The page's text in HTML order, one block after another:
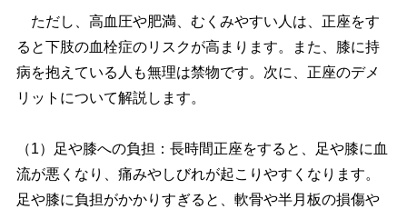
ただし、高血圧や肥満、むくみやすい人は、正座をす
ると下肢の血栓症のリスクが高まります。また、膝に持
病を抱えている人も無理は禁物です。次に、正座のデメ
リットについて解説します。
（1）足や膝への負担：長時間正座をすると、足や膝に血
流が悪くなり、痛みやしびれが起こりやすくなります。
足や膝に負担がかかりすぎると、軟骨や半月板の損傷